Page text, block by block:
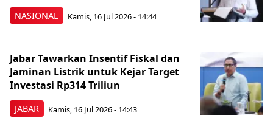
NASIONAL Kamis, 16 Jul 2026 - 14:44
JABAR
Jabar Tawarkan Insentif Fiskal dan
Jaminan Listrik untuk Kejar Target
Investasi Rp314 Triliun
Kamis, 16 Jul 2026 - 14:43